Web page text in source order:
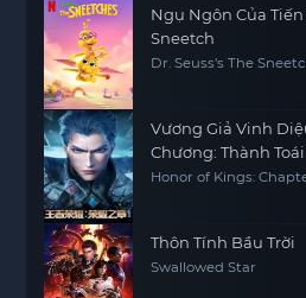
Ngụ Ngôn Của
Sneetch
Dr. Seuss's The
Vương Giả Vinh
Chương: Thành
Honor of Kings:
Thôn Tính Bầu Trời
Swallowed Star